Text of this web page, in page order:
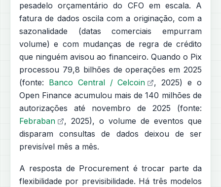
pesadelo orçamentário do CFO em escala. A
fatura de dados oscila com a originação, com a
sazonalidade (datas comerciais empurram
volume) e com mudanças de regra de crédito
que ninguém avisou ao financeiro. Quando o Pix
processou 79,8 bilhões de operações em 2025
(fonte: Banco Central / Celcoin
, 2025) e o
Open Finance acumulou mais de 140 milhões de
autorizações até novembro de 2025 (fonte:
Febraban
, 2025), o volume de eventos que
disparam consultas de dados deixou de ser
previsível mês a mês.
A resposta de Procurement é trocar parte da
flexibilidade por previsibilidade. Há três modelos